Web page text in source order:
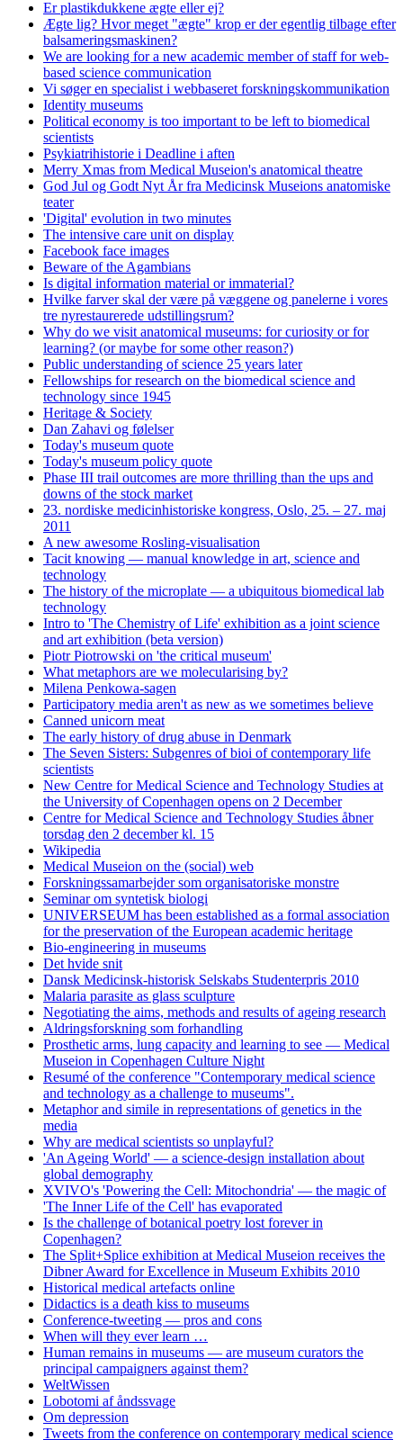
Er plastikdukkene ægte eller ej?
Ægte lig? Hvor meget "ægte" krop er der egentlig tilbage efter
balsameringsmaskinen?
We are looking for a new academic member of staff for web-
based science communication
Vi søger en specialist i webbaseret forskningskommunikation
Identity museums
Political economy is too important to be left to biomedical
scientists
Psykiatrihistorie i Deadline i aften
Merry Xmas from Medical Museion's anatomical theatre
God Jul og Godt Nyt År fra Medicinsk Museions anatomiske
teater
'Digital' evolution in two minutes
The intensive care unit on display
Facebook face images
Beware of the Agambians
Is digital information material or immaterial?
Hvilke farver skal der være på væggene og panelerne i vores
tre nyrestaurerede udstillingsrum?
Why do we visit anatomical museums: for curiosity or for
learning? (or maybe for some other reason?)
Public understanding of science 25 years later
Fellowships for research on the biomedical science and
technology since 1945
Heritage & Society
Dan Zahavi og følelser
Today's museum quote
Today's museum policy quote
Phase III trail outcomes are more thrilling than the ups and
downs of the stock market
23. nordiske medicinhistoriske kongress, Oslo, 25. – 27. maj
2011
A new awesome Rosling-visualisation
Tacit knowing — manual knowledge in art, science and
technology
The history of the microplate — a ubiquitous biomedical lab
technology
Intro to 'The Chemistry of Life' exhibition as a joint science
and art exhibition (beta version)
Piotr Piotrowski on 'the critical museum'
What metaphors are we molecularising by?
Milena Penkowa-sagen
Participatory media aren't as new as we sometimes believe
Canned unicorn meat
The early history of drug abuse in Denmark
The Seven Sisters: Subgenres of bioi of contemporary life
scientists
New Centre for Medical Science and Technology Studies at
the University of Copenhagen opens on 2 December
Centre for Medical Science and Technology Studies åbner
torsdag den 2 december kl. 15
Wikipedia
Medical Museion on the (social) web
Forskningssamarbejder som organisatoriske monstre
Seminar om syntetisk biologi
UNIVERSEUM has been established as a formal association
for the preservation of the European academic heritage
Bio-engineering in museums
Det hvide snit
Dansk Medicinsk-historisk Selskabs Studenterpris 2010
Malaria parasite as glass sculpture
Negotiating the aims, methods and results of ageing research
Aldringsforskning som forhandling
Prosthetic arms, lung capacity and learning to see — Medical
Museion in Copenhagen Culture Night
Resumé of the conference "Contemporary medical science
and technology as a challenge to museums".
Metaphor and simile in representations of genetics in the
media
Why are medical scientists so unplayful?
'An Ageing World' — a science-design installation about
global demography
XVIVO's 'Powering the Cell: Mitochondria' — the magic of
'The Inner Life of the Cell' has evaporated
Is the challenge of botanical poetry lost forever in
Copenhagen?
The Split+Splice exhibition at Medical Museion receives the
Dibner Award for Excellence in Museum Exhibits 2010
Historical medical artefacts online
Didactics is a death kiss to museums
Conference-tweeting — pros and cons
When will they ever learn …
Human remains in museums — are museum curators the
principal campaigners against them?
WeltWissen
Lobotomi af åndssvage
Om depression
Tweets from the conference on contemporary medical science